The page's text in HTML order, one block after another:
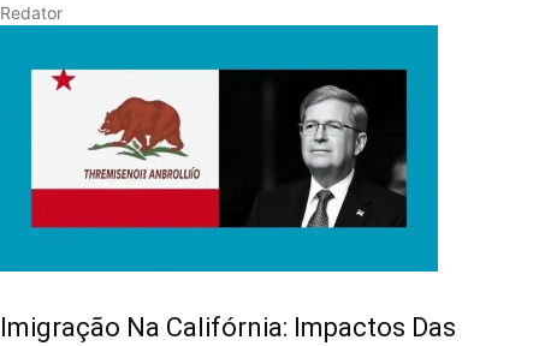
Redator
Imigração Na Califórnia: Impactos Das